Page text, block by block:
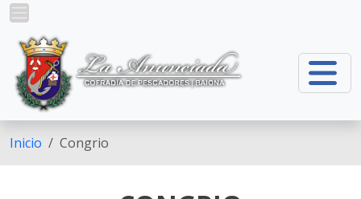
Ir o contido principal
Inicio Congrio